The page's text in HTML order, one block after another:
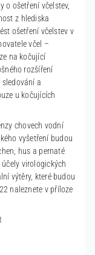
o ošetření včelstev,
z hlediska
ošetření včelstev v
včel –
na kočující
rozšíření
a
u kočujících
chovech vodní
vyšetření budou
hus a pernaté
virologických
výtěry, které budou
naleznete v příloze